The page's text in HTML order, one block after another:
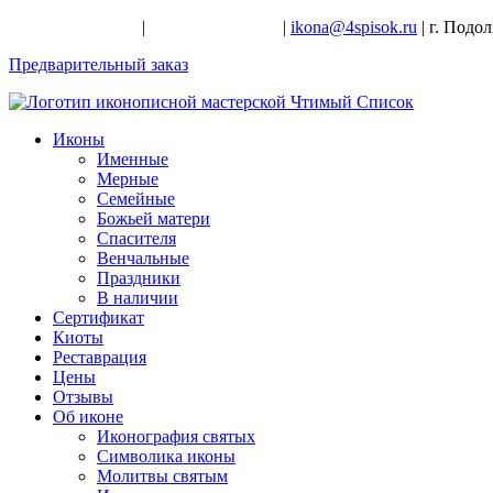
| | ikona@4spisok.ru | г.
Предварительный заказ
Иконы
Именные
Мерные
Семейные
Божьей матери
Спасителя
Венчальные
Праздники
В наличии
Сертификат
Киоты
Реставрация
Цены
Отзывы
Об иконе
Иконография святых
Символика иконы
Молитвы святым